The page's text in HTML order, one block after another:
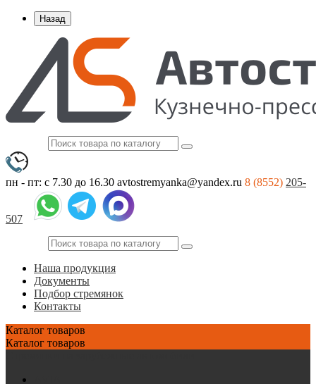
Назад
пн - пт: с 7.30 до 16.30 avtostremyanka@yandex.ru 8 (8552) 205-
507
Наша продукция
Документы
Подбор стремянок
Контакты
Каталог товаров
Каталог товаров